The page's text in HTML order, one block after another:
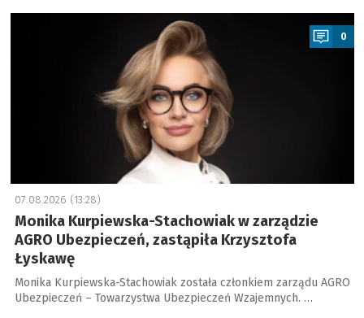
a
0
07.08.2026 (13:28)
Monika Kurpiewska-Stachowiak w zarządzie
AGRO Ubezpieczeń, zastąpiła Krzysztofa
Łyskawę
Monika Kurpiewska-Stachowiak została członkiem zarządu AGRO
Ubezpieczeń – Towarzystwa Ubezpieczeń Wzajemnych. …